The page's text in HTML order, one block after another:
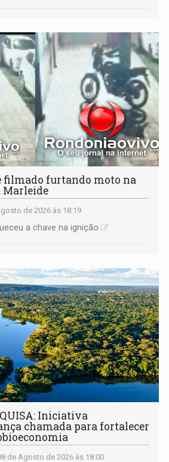
filmado furtando moto na
Marleide
de 2026 às 18:19
a chave na ignição
Iniciativa
chamada para fortalecer
de Agosto de 2026 às 18:00